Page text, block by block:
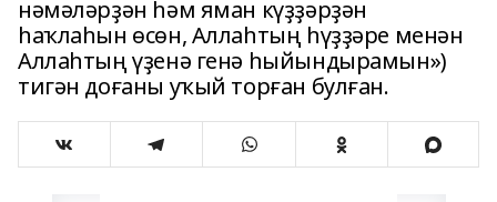
нәмәләрҙән һәм яман күҙҙәрҙән
һаҡлаһын өсөн, Аллаһтың һүҙҙәре менән
Аллаһтың үҙенә генә һыйындырамын»)
тигән доғаны уҡый торған булған.